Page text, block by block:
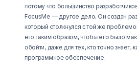
потому что большинство
FocusMe — другое дело. Он создан
который столкнулся с той же
его таким образом, чтобы его было
обойти, даже для тех, кто точно знает,
программное обеспечение.